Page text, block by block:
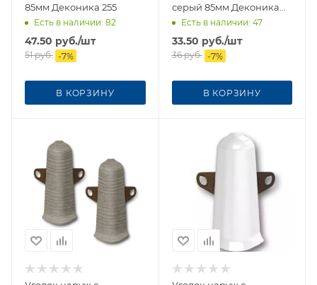
85мм Деконика 255
Есть в наличии: 82
47.50 руб./шт
51руб. -7%
В КОРЗИНУ
серый 85мм Деконика
(снят с производства)
Есть в наличии: 47
33.50 руб./шт
36руб. -7%
В КОРЗИНУ